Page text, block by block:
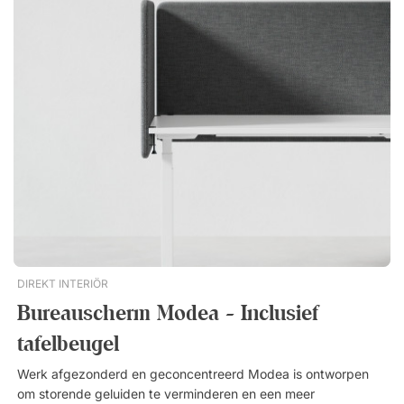
DIREKT INTERIÖR
Bureauscherm Modea - Inclusief
tafelbeugel
Werk afgezonderd en geconcentreerd Modea is ontworpen
om storende geluiden te verminderen en een meer